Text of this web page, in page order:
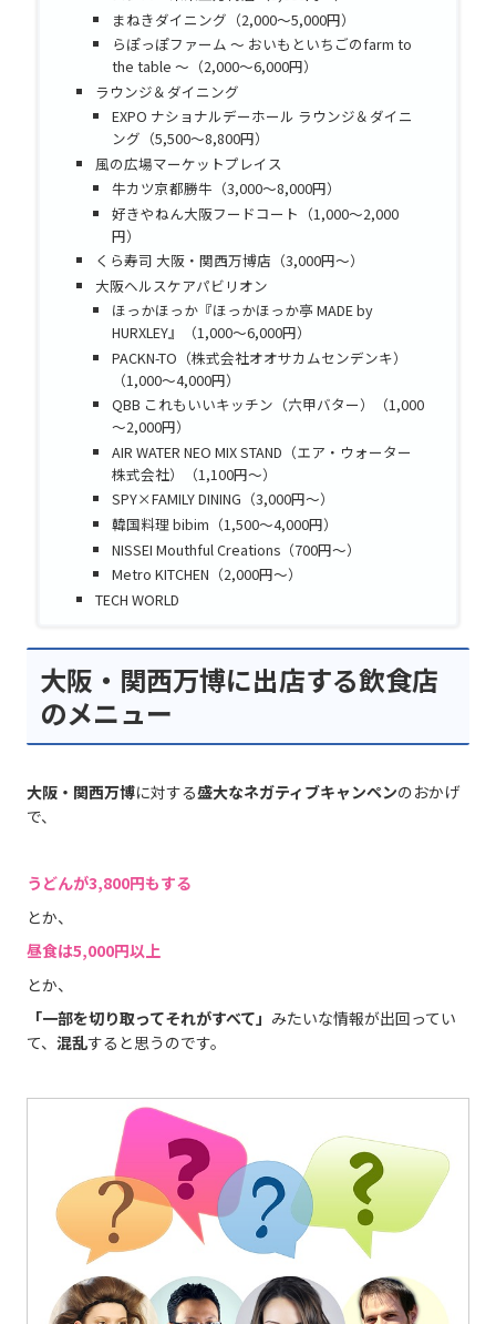
まねきダイニング（2,000～5,000円）
らぽっぽファーム ～ おいもといちごのfarm to
the table ～（2,000～6,000円）
ラウンジ＆ダイニング
EXPO ナショナルデーホール ラウンジ＆ダイニ
ング（5,500～8,800円）
風の広場マーケットプレイス
牛カツ京都勝牛（3,000～8,000円）
好きやねん大阪フードコート（1,000～2,000
円）
くら寿司 大阪・関西万博店（3,000円～）
大阪ヘルスケアパビリオン
ほっかほっか『ほっかほっか亭 MADE by
HURXLEY』（1,000～6,000円）
PACKN-TO（株式会社オオサカムセンデンキ）
（1,000～4,000円）
QBB これもいいキッチン（六甲バター）（1,000
～2,000円）
AIR WATER NEO MIX STAND（エア・ウォーター
株式会社）（1,100円～）
SPY×FAMILY DINING（3,000円～）
韓国料理 bibim（1,500～4,000円）
NISSEI Mouthful Creations（700円～）
Metro KITCHEN（2,000円～）
TECH WORLD
大阪・関西万博に出店する飲食店
のメニュー
大阪・関西万博に対する盛大なネガティブキャンペンのおかげ
で、
うどんが3,800円もする
とか、
昼食は5,000円以上
とか、
「一部を切り取ってそれがすべて」 みたいな情報が出回ってい
て、 混乱すると思うのです。